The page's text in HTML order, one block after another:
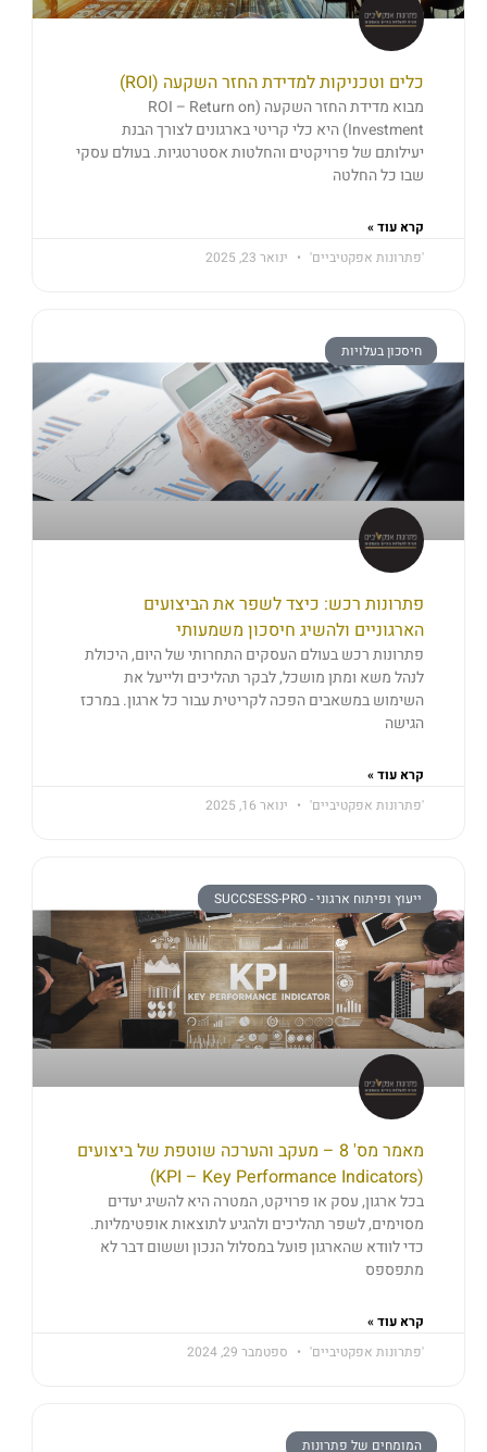
כלים וטכניקות למדידת החזר השקעה (ROI)
מבוא מדידת החזר השקעה (ROI – Return on
Investment) היא כלי קריטי בארגונים לצורך הבנת
יעילותם של פרויקטים והחלטות אסטרטגיות. בעולם עסקי
שבו כל החלטה
קרא עוד »
'פתרונות אפקטיביים'
ינואר 23, 2025
חיסכון בעלויות
פתרונות רכש: כיצד לשפר את הביצועים
הארגוניים ולהשיג חיסכון משמעותי
פתרונות רכש בעולם העסקים התחרותי של היום, היכולת
לנהל משא ומתן מושכל, לבקר תהליכים ולייעל את
השימוש במשאבים הפכה לקריטית עבור כל ארגון. במרכז
הגישה
קרא עוד »
'פתרונות אפקטיביים'
ינואר 16, 2025
ייעוץ ופיתוח ארגוני - SUCCSESS-PRO
מאמר מס' 8 – מעקב והערכה שוטפת של ביצועים
(KPI – Key Performance Indicators)
בכל ארגון, עסק או פרויקט, המטרה היא להשיג יעדים
מסוימים, לשפר תהליכים ולהגיע לתוצאות אופטימליות.
כדי לוודא שהארגון פועל במסלול הנכון וששום דבר לא
מתפספס
קרא עוד »
'פתרונות אפקטיביים'
ספטמבר 29, 2024
המומחים של פתרונות